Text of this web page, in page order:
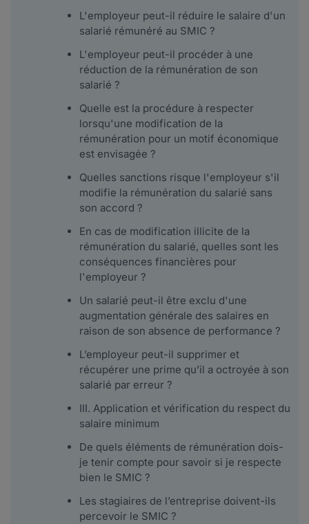
L'employeur peut-il réduire le salaire d'un
salarié rémunéré au SMIC ?
L'employeur peut-il procéder à une
réduction de la rémunération de son
salarié ?
Quelle est la procédure à respecter
lorsqu'une modification de la
rémunération pour un motif économique
est envisagée ?
Quelles sanctions risque l'employeur s'il
modifie la rémunération du salarié sans
son accord ?
En cas de modification illicite de la
rémunération du salarié, quelles sont les
conséquences financières pour
l'employeur ?
Un salarié peut-il être exclu d'une
augmentation générale des salaires en
raison de son absence de performance ?
L’employeur peut-il supprimer et
récupérer une prime qu’il a octroyée à son
salarié par erreur ?
III. Application et vérification du respect du
salaire minimum
De quels éléments de rémunération dois-
je tenir compte pour savoir si je respecte
bien le SMIC ?
Les stagiaires de l’entreprise doivent-ils
percevoir le SMIC ?